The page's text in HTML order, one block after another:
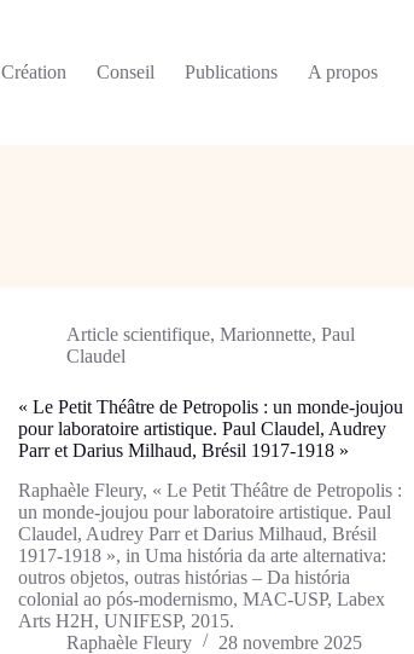
Création Conseil Publications A propos
Article scientifique,Marionnette,Paul
Claudel
« Le Petit Théâtre de Petropolis : un monde-joujou
pour laboratoire artistique. Paul Claudel, Audrey
Parr et Darius Milhaud, Brésil 1917-1918 »
Raphaèle Fleury, « Le Petit Théâtre de Petropolis :
un monde-joujou pour laboratoire artistique. Paul
Claudel, Audrey Parr et Darius Milhaud, Brésil
1917-1918 », in Uma história da arte alternativa:
outros objetos, outras histórias – Da história
colonial ao pós-modernismo, MAC-USP, Labex
Arts H2H, UNIFESP, 2015.
Raphaèle Fleury
28 novembre 2025